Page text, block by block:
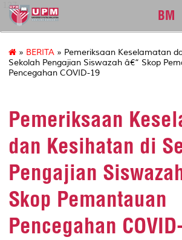
127
BM
» BERITA » Pemeriksaan Keselamatan
Sekolah Pengajian Siswazah â€“ Skop
Pencegahan COVID-19
Pemeriksaan
dan Kesihatan di
Pengajian
Skop Pemantauan
Pencegahan